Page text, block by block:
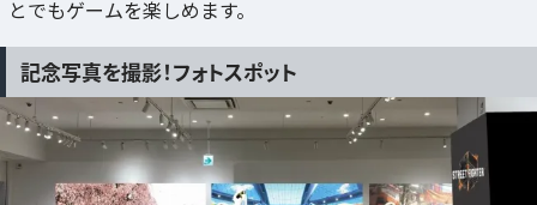
とでもゲームを楽しめます。
記念写真を撮影！フォトスポット